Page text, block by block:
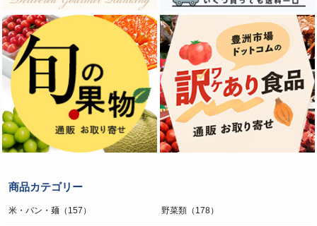
商品カテゴリー
米・パン・麺（157） 野菜類（178）